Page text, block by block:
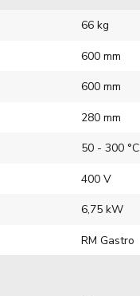
66 kg
600 mm
600 mm
280 mm
50 - 300 °C
400 V
6,75 kW
RM Gastro